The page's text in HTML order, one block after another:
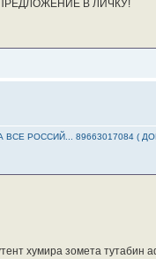
ПРЕДЛОЖЕНИЕ В ЛИЧКУ!
РОССИЙ... 89663017084 (
хумира зомета